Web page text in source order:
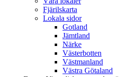
Fjärilskarta
Lokala sidor
Gotland
Jämtland
Närke
Västerbotten
Västmanland
Västra Götaland